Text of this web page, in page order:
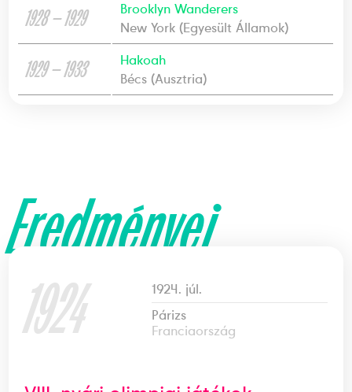
1928 — 1929
Brooklyn Wanderers
New York (Egyesült Államok)
1929 — 1933
Hakoah
Bécs (Ausztria)
Eredményei
1924
1924. júl.
Párizs
Franciaország